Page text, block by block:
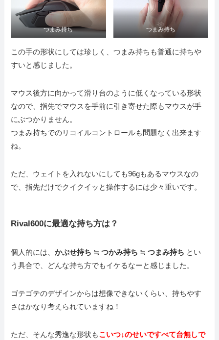
つまみ持ち つまみ持ち
この手の形状にしては珍しく、つまみ持ちも普通に持ちや
すいと感じました。
マウス後方に向かって滑り台のように低くなっている形状
なので、指先でマウスを手前に引き寄せた際もマウスが手
にぶつかりません。
つまみ持ちでのリコイルコントロールも問題なく出来ます
ね。
ただ、ウェイトを入れないにしても96gもあるマウスなの
で、指先だけでクイクイッと操作するには少々重いです。
Rival600に最適な持ち方は？
個人的には、かぶせ持ち ≒ つかみ持ち ≒ つまみ持ち とい
う具合で、どんな持ち方でもイケるなーと感じました。
ゴテゴテのデザインからは想像できないくらい、持ちやす
さはかなり考えられていますね！
ただ、そんな秀逸な形状もこいつ↓のせいですべて台無しで